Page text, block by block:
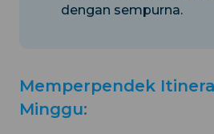
dengan sempurna.
Memperpendek
Minggu: